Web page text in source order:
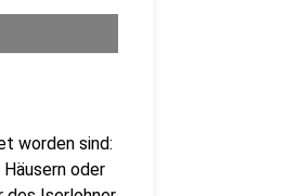
worden sind:
oder